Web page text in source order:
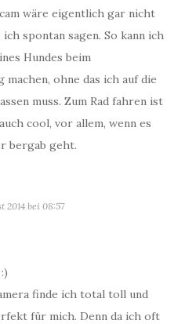
wäre eigentlich gar nicht
spontan sagen. So kann ich
Hundes beim
machen, ohne das ich auf die
muss. Zum Rad fahren ist
cool, vor allem, wenn es
bergab geht.
2014 bei 08:57
finde ich total toll und
für mich. Denn da ich oft